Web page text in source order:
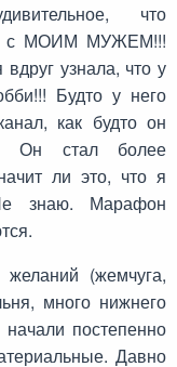
что
с МОИМ МУЖЕМ!!!
узнала, что у
Будто у него
как будто он
Он стал более
ли это, что я
знаю. Марафон
(жемчуга,
много нижнего
постепенно
Давно